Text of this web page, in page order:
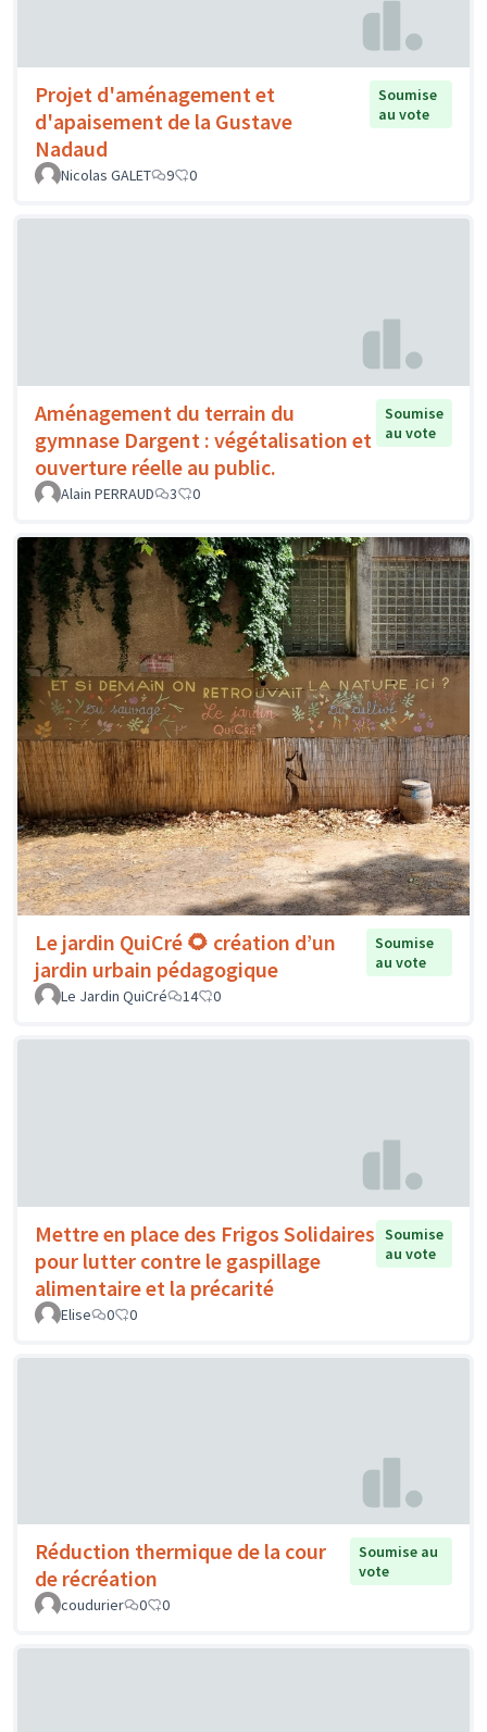
Projet d'aménagement et
d'apaisement de la Gustave
Nadaud
Soumise
au vote
Nicolas GALET 9 0
Aménagement du terrain du
gymnase Dargent : végétalisation et
ouverture réelle au public.
Soumise
au vote
Alain PERRAUD 3 0
Le jardin QuiCré 🌻 création d’un
jardin urbain pédagogique
Soumise
au vote
Le Jardin QuiCré
14 0
Mettre en place des Frigos Solidaires
pour lutter contre le gaspillage
alimentaire et la précarité
Soumise
au vote
Elise 0 0
Réduction thermique de la cour
de récréation
Soumise au
vote
coudurier
0 0